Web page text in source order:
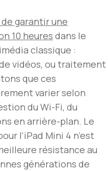
garantir une
10 heures dans le
classique :
vidéos, ou traitement
que ces
varier selon
du Wi-Fi, du
en arrière-plan. Le
l’iPad Mini 4 n’est
résistance au
générations de